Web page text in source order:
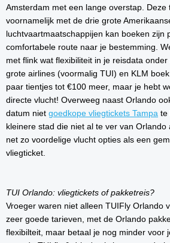
Amsterdam met een lange overstap. Deze
voornamelijk met de drie grote
luchtvaartmaatschappijen kan boeken zijn
comfortabele route naar je bestemming.
met flink wat flexibiliteit in je reisdata
grote airlines (voormalig TUI) en KLM
paar tientjes tot €100 meer, maar je hebt
directe vlucht! Overweeg naast Orlando
datum niet goedkope vliegtickets Tampa te
kleinere stad die niet al te ver van Orlando
net zo voordelige vlucht opties als een
vliegticket.
TUI Orlando: vliegtickets of pakketreis?
Vroeger waren niet alleen TUIFly Orlando
zeer goede tarieven, met de Orlando
flexibilteit, maar betaal je nog minder voor